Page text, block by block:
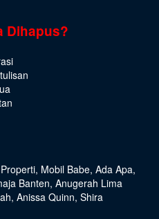
Dihapus?
, Mobil Babe, Ada Apa,
Banten, Anugerah Lima
, Anissa Quinn, Shira